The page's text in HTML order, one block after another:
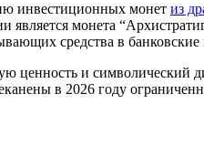
инвестиционных монет из
является монета
средства в
ценность и символический
в 2026 году